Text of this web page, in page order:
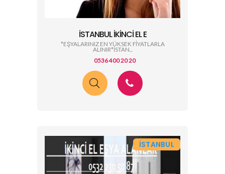
İSTANBUL İKINCI EL E
*EŞYALARINIZ EN YÜKSEK FİYATLARLA
ALINIR*İSTAN...
0536 400 20 20
İSTANBUL